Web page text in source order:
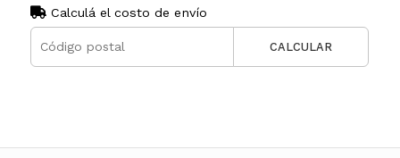
Calculá el costo de envío
CALCULAR